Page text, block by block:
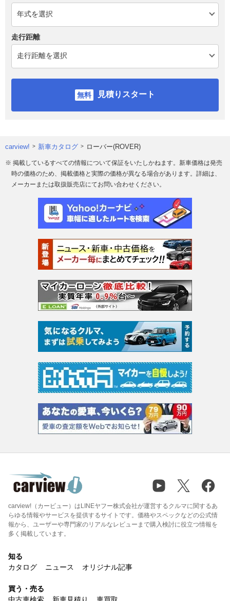
走行距離
見積りスタート
carview! 新車カタログ ローバー(ROVER)
※ 掲載しているすべての情報について保証をいたしかねます。新車価格は発売
時の価格のため、掲載価格と実際の価格が異なる場合があります。詳細は、
メーカーまたは取扱販売店にてお問い合わせください。
carview!（カービュー）はLINEヤフー株式会社が運営するクルマに関するあ
らゆる情報やサービスを提供するサイトです。価格やスペックなどの公式情
報から、ユーザーや専門家のリアルなレビューまで購入検討に役立つ情報を
多く掲載しています。
知る
カタログ
ニュース オリジナル記事
買う・売る
中古車検索
新車見積り 車買取